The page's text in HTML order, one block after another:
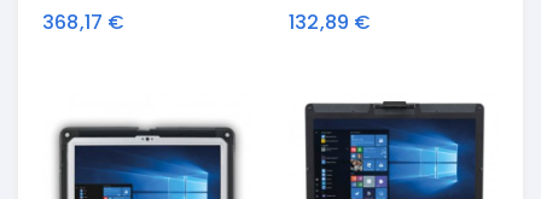
368,17 € 132,89 €